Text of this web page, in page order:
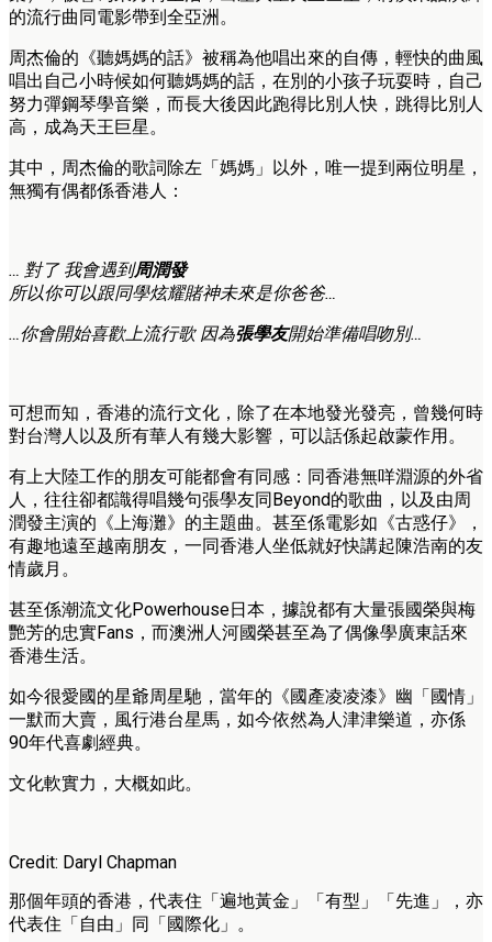
的流行曲同電影帶到全亞洲。
周杰倫的《聽媽媽的話》被稱為他唱出來的自傳，輕快的曲風
唱出自己小時候如何聽媽媽的話，在別的小孩子玩耍時，自己
努力彈鋼琴學音樂，而長大後因此跑得比別人快，跳得比別人
高，成為天王巨星。
其中，周杰倫的歌詞除左「媽媽」以外，唯一提到兩位明星，
無獨有偶都係香港人：
… 對了 我會遇到周潤發
所以你可以跟同學炫耀賭神未來是你爸爸…
…你會開始喜歡上流行歌 因為張學友開始準備唱吻別…
可想而知，香港的流行文化，除了在本地發光發亮，曾幾何時
對台灣人以及所有華人有幾大影響，可以話係起啟蒙作用。
有上大陸工作的朋友可能都會有同感：同香港無咩淵源的外省
人，往往卻都識得唱幾句張學友同Beyond的歌曲，以及由周
潤發主演的《上海灘》的主題曲。甚至係電影如《古惑仔》，
有趣地遠至越南朋友，一同香港人坐低就好快講起陳浩南的友
情歲月。
甚至係潮流文化Powerhouse日本，據說都有大量張國榮與梅
艷芳的忠實Fans，而澳洲人河國榮甚至為了偶像學廣東話來
香港生活。
如今很愛國的星爺周星馳，當年的《國產凌凌漆》幽「國情」
一默而大賣，風行港台星馬，如今依然為人津津樂道，亦係
90年代喜劇經典。
文化軟實力，大概如此。
Credit: Daryl Chapman
那個年頭的香港，代表住「遍地黃金」「有型」「先進」，亦
代表住「自由」同「國際化」。